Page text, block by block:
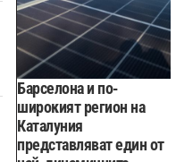
Барселона и по-
широкият регион на
Каталуния
представляват един от